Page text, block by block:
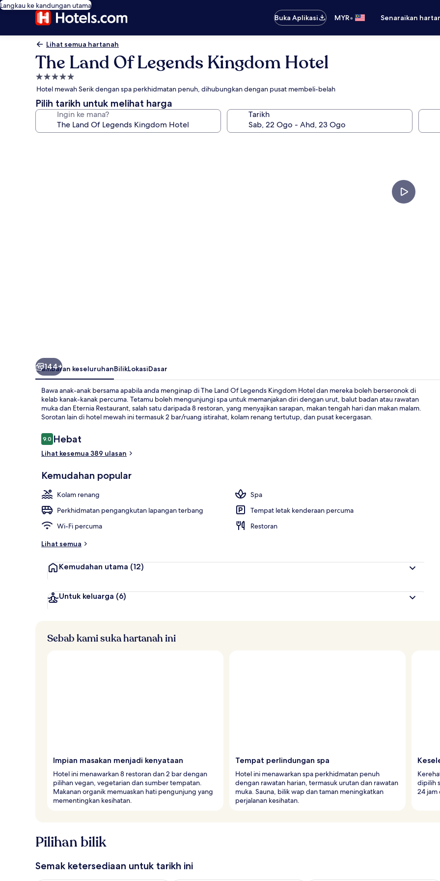
Langkau ke kandungan utama
Buka Aplikasi
MYR• Senaraikan
Lihat semua hartanah
The Land Of Legends Kingdom Hotel
Hartanah
5.0
bintang
Hotel mewah Serik dengan spa perkhidmatan penuh, dihubungkan dengan pusat membeli-belah
Pilih tarikh untuk melihat harga
Ingin ke mana? Tarikh
8 restoran;
144+
Gambaran keseluruhanBilikLokasiDasar
Bawa anak-anak bersama apabila anda menginap di The Land Of Legends Kingdom Hotel dan mereka boleh berseronok di
kelab kanak-kanak percuma. Tetamu boleh mengunjungi spa untuk memanjakan diri dengan urut, balut badan atau rawatan
muka dan Eternia Restaurant, salah satu daripada 8 restoran, yang menyajikan sarapan, makan tengah hari dan makan malam.
Sorotan lain di hotel mewah ini termasuk 2 bar/ruang istirahat, kolam renang tertutup, dan pusat kecergasan.
Ulasan
9.09.0 daripada 10
Hebat
Lihat kesemua 389 ulasan
Kemudahan popular
Kolam renang
Spa
Perkhidmatan pengangkutan lapangan terbang
Tempat letak kenderaan percuma
Wi-Fi percuma
Restoran
Lihat semua
Kemudahan utama (12)
Untuk keluarga (6)
Sebab kami suka hartanah ini
Impian masakan menjadi kenyataan
Hotel ini menawarkan 8 restoran dan 2 bar dengan
pilihan vegan, vegetarian dan sumber tempatan.
Makanan organik memuaskan hati pengunjung yang
mementingkan kesihatan.
Tempat perlindungan spa
Hotel ini menawarkan spa perkhidmatan penuh
dengan rawatan harian, termasuk urutan dan rawatan
muka. Sauna, bilik wap dan taman meningkatkan
perjalanan kesihatan.
dipilih
24 jam
Pilihan bilik
Semak ketersediaan untuk tarikh ini